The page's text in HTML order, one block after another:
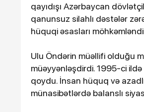
qayıdışı Azərbaycan
qanunsuz silahlı dəstələr
hüquqi əsasları
Ulu Öndərin müəllifi olduğu
müəyyənləşdirdi. 1995-ci
qoydu. İnsan hüquq və
münasibətlərdə balanslı